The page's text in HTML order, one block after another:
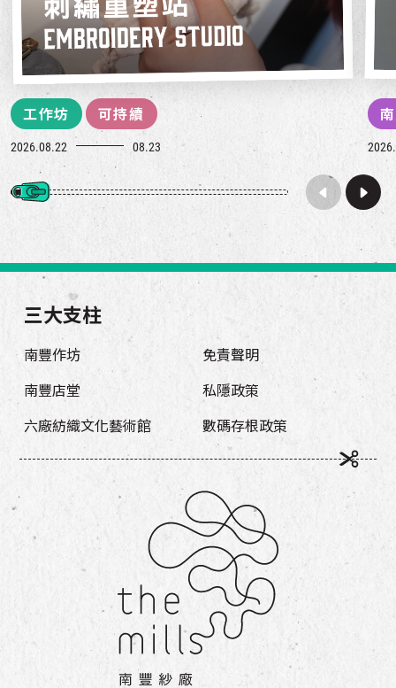
工作坊 可持續
2026.08.22 08.23
三大支柱
南豐作坊
南豐店堂
六廠紡織文化藝術館
免責聲明
私隱政策
數碼存根政策